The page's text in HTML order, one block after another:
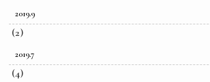
2019.9
(2)
2019.7
(4)